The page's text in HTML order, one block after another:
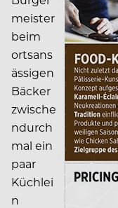
meister
beim
ortsans
ässigen
Bäcker
zwische
ndurch
mal ein
paar
Küchlei
n